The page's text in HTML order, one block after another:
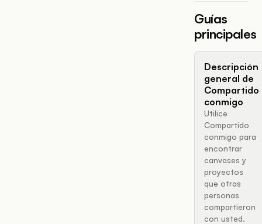
Guías
principales
Descripción
general de
Compartido
conmigo
Utilice
Compartido
conmigo para
encontrar
canvases y
proyectos
que otras
personas
compartieron
con usted.